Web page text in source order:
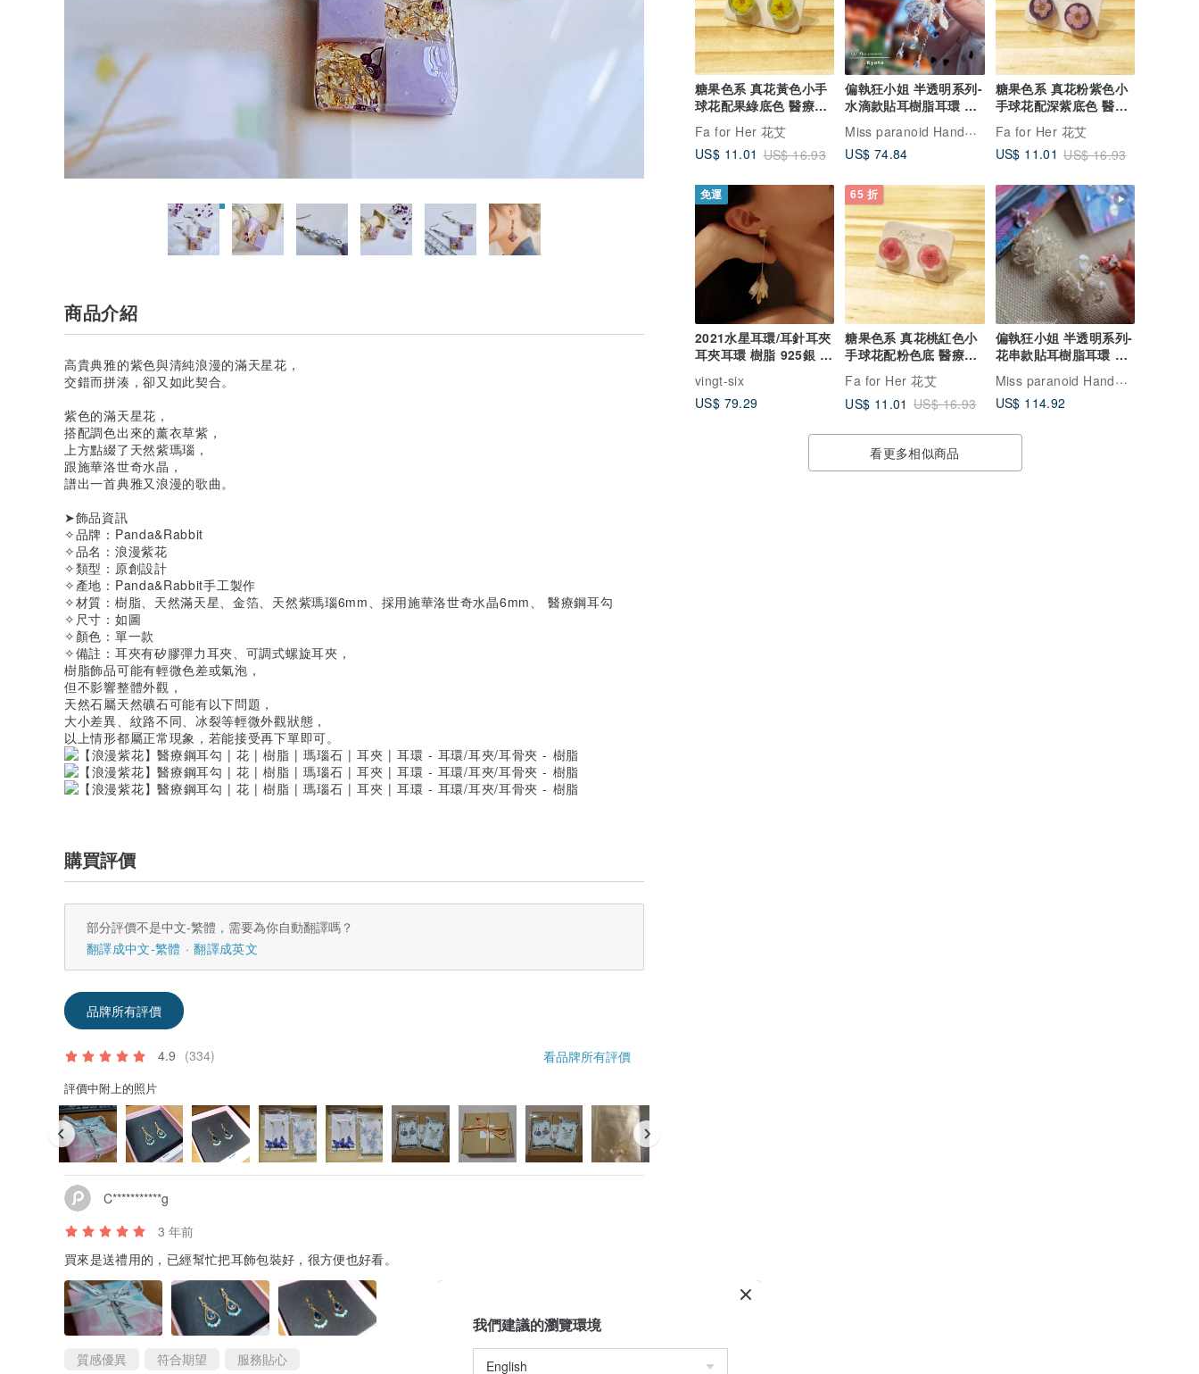
糖果色系 真花黃色小手
球花配果綠底色 醫療鋼
耳針 耳環耳釘
Fa for Her 花艾
US$ 11.01 US$ 16.93
偏執狂小姐 半透明系列-
水滴款貼耳樹脂耳環 醫
療鋼針 耳夾
Miss paranoid Handmade 偏執狂小姐
US$ 74.84
糖果色系 真花粉紫色小
手球花配深紫底色 醫療
鋼耳針 耳環耳釘
Fa for Her 花艾
US$ 11.01 US$ 16.93
免運
2021水星耳環/耳針耳夾
耳夾耳環 樹脂 925銀 飾
vingt-six
US$ 79.29
65 折
糖果色系 真花桃紅色小
手球花配粉色底 醫療鋼
耳針 耳環耳釘
Fa for Her 花艾
US$ 11.01 US$ 16.93
偏執狂小姐 半透明系列-
花串款貼耳樹脂耳環 醫
療鋼針 耳夾
Miss paranoid Handmade 偏執狂小姐
US$ 114.92
看更多相似商品
商品介紹
高貴典雅的紫色與清純浪漫的滿天星花，
交錯而拼湊，卻又如此契合。
紫色的滿天星花，
搭配調色出來的薰衣草紫，
上方點綴了天然紫瑪瑙，
跟施華洛世奇水晶，
譜出一首典雅又浪漫的歌曲。
➤飾品資訊
✧品牌：Panda&Rabbit
✧品名：浪漫紫花
✧類型：原創設計
✧產地：Panda&Rabbit手工製作
✧材質：樹脂、天然滿天星、金箔、天然紫瑪瑙6mm、採用施華洛世奇水晶6mm、 醫療鋼耳勾
✧尺寸：如圖
✧顏色：單一款
✧備註：耳夾有矽膠彈力耳夾、可調式螺旋耳夾，
樹脂飾品可能有輕微色差或氣泡，
但不影響整體外觀，
天然石屬天然礦石可能有以下問題，
大小差異、紋路不同、冰裂等輕微外觀狀態，
以上情形都屬正常現象，若能接受再下單即可。
購買評價
部分評價不是中文-繁體，需要為你自動翻譯嗎？
翻譯成中文-繁體
翻譯成英文
品牌所有評價
4.9 (334) 看品牌所有評價
評價中附上的照片
C***********g
3 年前
買來是送禮用的，已經幫忙把耳飾包裝好，很方便也好看。
質感優異 符合期望 服務貼心
我們建議的瀏覽環境